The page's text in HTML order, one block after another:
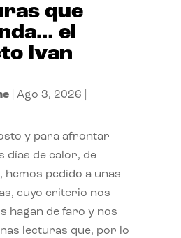
que
el
Ivan
| Ago 3, 2026
y para afrontar
días de calor, de
hemos pedido a unas
cuyo criterio nos
hagan de faro y nos
lecturas que, por lo